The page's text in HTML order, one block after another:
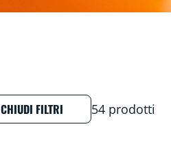
CHIUDI FILTRI 54 prodotti